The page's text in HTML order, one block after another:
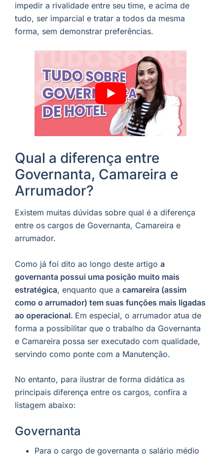
impedir a rivalidade entre seu time, e acima de
tudo, ser imparcial e tratar a todos da mesma
forma, sem demonstrar preferências.
Qual a diferença entre
Governanta, Camareira e
Arrumador?
Existem muitas dúvidas sobre qual é a diferença
entre os cargos de Governanta, Camareira e
arrumador.
Como já foi dito ao longo deste artigo a
governanta possui uma posição muito mais
estratégica, enquanto que a camareira (assim
como o arrumador) tem suas funções mais ligadas
ao operacional. Em especial, o arrumador atua de
forma a possibilitar que o trabalho da Governanta
e Camareira possa ser executado com qualidade,
servindo como ponte com a Manutenção.
No entanto, para ilustrar de forma didática as
principais diferença entre os cargos, confira a
listagem abaixo:
Governanta
Para o cargo de governanta o salário médio